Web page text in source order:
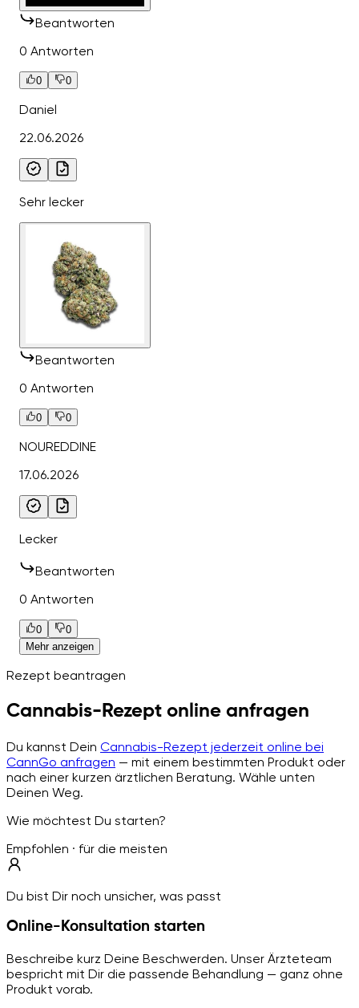
Beantworten
0 Antworten
0 0
Daniel
22.06.2026
Sehr lecker
Beantworten
0 Antworten
0 0
NOUREDDINE
17.06.2026
Lecker
Beantworten
0 Antworten
0
0
Mehr anzeigen
Rezept beantragen
Cannabis-Rezept online anfragen
Du kannst Dein Cannabis-Rezept jederzeit online bei
CannGo anfragen — mit einem bestimmten Produkt oder
nach einer kurzen ärztlichen Beratung. Wähle unten
Deinen Weg.
Wie möchtest Du starten?
Empfohlen · für die meisten
Du bist Dir noch unsicher, was passt
Online-Konsultation starten
Beschreibe kurz Deine Beschwerden. Unser Ärzteteam
bespricht mit Dir die passende Behandlung — ganz ohne
Produkt vorab.